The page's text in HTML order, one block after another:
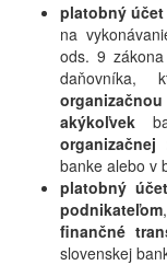
platobný účet
na
ods. 9
akýkoľvek
banke alebo v
platobný účet
podnikateľom
finančné
slovenskej